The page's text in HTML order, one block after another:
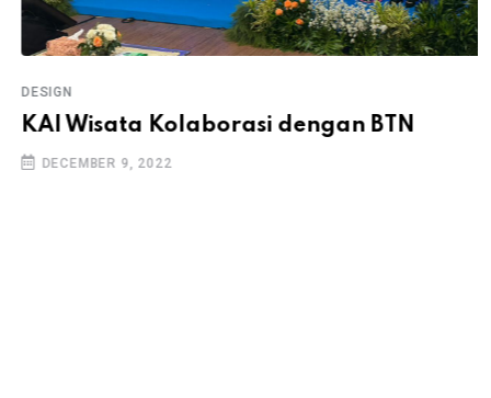
DESIGN
KAI Wisata Kolaborasi dengan BTN
DECEMBER 9, 2022